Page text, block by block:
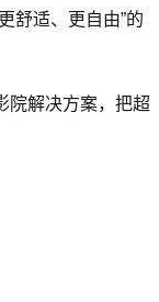
舒适、更自由”的
院解决方案，把超